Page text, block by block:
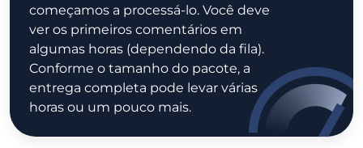
começamos a processá-lo. Você deve
ver os primeiros comentários em
algumas horas (dependendo da fila).
Conforme o tamanho do pacote, a
entrega completa pode levar várias
horas ou um pouco mais.